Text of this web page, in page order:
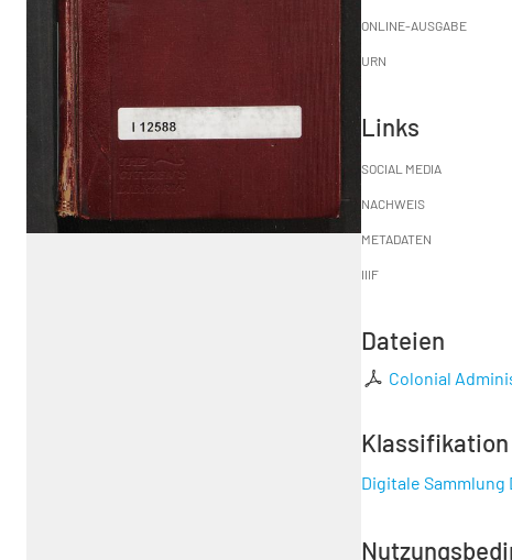
ONLINE-AUSGABE
URN
Links
SOCIAL MEDIA
NACHWEIS
METADATEN
IIIF
Dateien
Colonial
Klassifikation
Digitale